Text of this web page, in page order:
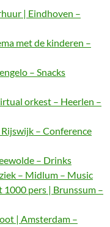
| Eindhoven –
met de kinderen –
– Snacks
orkest – Heerlen –
– Conference
– Drinks
– Midlum – Music
pers | Brunssum –
| Amsterdam –